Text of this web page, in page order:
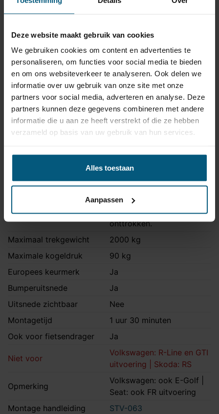
Deze website maakt gebruik van cookies
We gebruiken cookies om content en advertenties te
personaliseren, om functies voor social media te bieden
en om ons websiteverkeer te analyseren. Ook delen we
informatie over uw gebruik van onze site met onze
partners voor social media, adverteren en analyse. Deze
partners kunnen deze gegevens combineren met andere
informatie die u aan ze heeft verstrekt of die ze hebben
verzameld op basis van uw gebruik van hun services.
Alles toestaan
Aanpassen
connectoren
canbus modules
√ en natuurlijk: een 7 polige stekkerdoos
Deze verticale trekhaak is onderhoudsvrij en in
combinatie met de bijpassende kabelset is dit een
uitstekende keuze!
Trekhaak specificatie
Artikelnummer
STV-063
Verticaal afneembaar
Na afname van de kogel, is
de houder van de trekhaak
volledig uit het zicht
onttrokken.
Maximaal trekgewicht
2000 kg
Maximale kogeldruk
90 kg
Europees keurmerk
Ja
Bumperuitsnede
Ja
Uitsnede zichtbaar
Nee
Montagetijd
1 uur 30 minuten
Ook voor fietsendrager
Ja
Niet voor
Volkswagen: R-Line en GTI
uitvoering | Skoda: RS
Opmerking
Volkswagen: ook E-Golf |
Seat: ook FR uitvoering
Montage handleiding
STV-063